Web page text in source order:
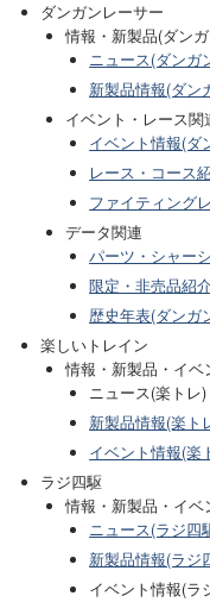
ダンガンレーサー
情報・新製品(ダン
ニュース(ダンガ
新製品情報(ダン
イベント・レース関
イベント情報(ダ
レース・コース
ファイティング
データ関連
パーツ・シャー
限定・非売品紹
歴史年表(ダンガ
楽しいトレイン
情報・新製品・イベ
ニュース(楽トレ)
新製品情報(楽ト
イベント情報(楽
ラジ四駆
情報・新製品・イベ
ニュース(ラジ四
新製品情報(ラジ
イベント情報(ラ